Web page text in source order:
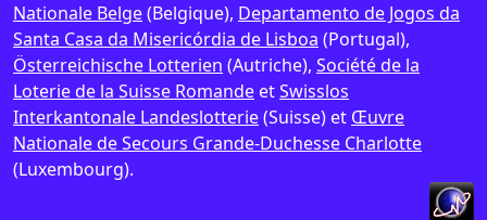
Nationale Belge(Belgique), Departamento de Jogos da
Santa Casa da Misericórdia de Lisboa (Portugal),
Österreichische Lotterien (Autriche), Société de la
Loterie de la Suisse Romande etSwisslos
Interkantonale Landeslotterie(Suisse) et Œuvre
Nationale de Secours Grande-Duchesse Charlotte
(Luxembourg).